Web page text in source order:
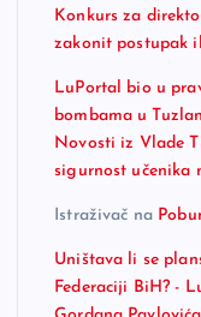
Konkurs za
zakonit postupak
LuPortal bio u
bombama u
Novosti iz Vlade
sigurnost učenika
Istraživač na
Uništava li se
Federaciji BiH? -